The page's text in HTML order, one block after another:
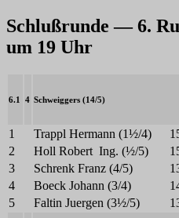
Schlußrunde — 6.
um 19 Uhr
6.1 4 Schweiggers (14/5)
1 Trappl Hermann (1½/4)
2
Holl Robert Ing. (½/5)
3
Schrenk Franz (4/5)
4
Boeck Johann (3/4)
5
Faltin Juergen (3½/5)